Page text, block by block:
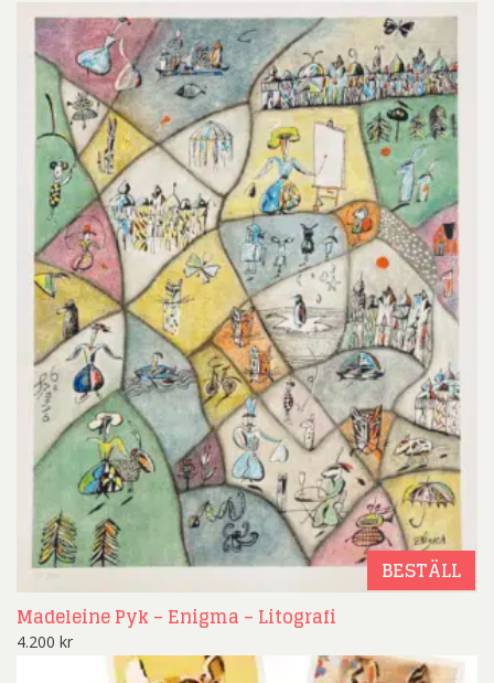
BESTÄLL
Madeleine Pyk – Enigma – Litografi
4.200 kr